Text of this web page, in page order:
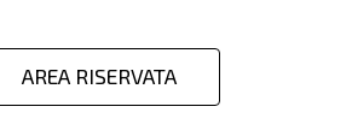
AREA RISERVATA